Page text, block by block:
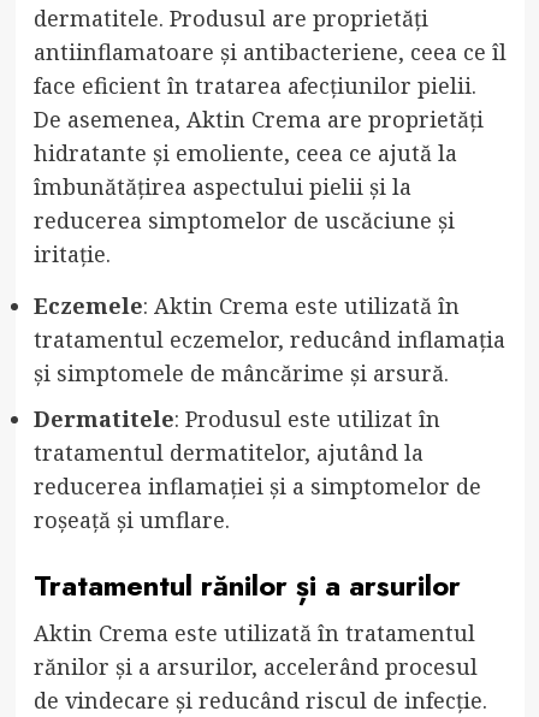
dermatitele. Produsul are proprietăți
antiinflamatoare și antibacteriene, ceea ce îl
face eficient în tratarea afecțiunilor pielii.
De asemenea, Aktin Crema are proprietăți
hidratante și emoliente, ceea ce ajută la
îmbunătățirea aspectului pielii și la
reducerea simptomelor de uscăciune și
iritație.
Eczemele: Aktin Crema este utilizată în
tratamentul eczemelor, reducând inflamația
și simptomele de mâncărime și arsură.
Dermatitele: Produsul este utilizat în
tratamentul dermatitelor, ajutând la
reducerea inflamației și a simptomelor de
roșeață și umflare.
Tratamentul rănilor și a arsurilor
Aktin Crema este utilizată în tratamentul
rănilor și a arsurilor, accelerând procesul
de vindecare și reducând riscul de infecție.